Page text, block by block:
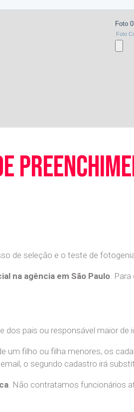
de seleção e o teste de
na agência em São Paulo .
pais ou responsável maior de
um filho ou filha menores, os
o segundo cadastro irá
. Não contratamos funcionários